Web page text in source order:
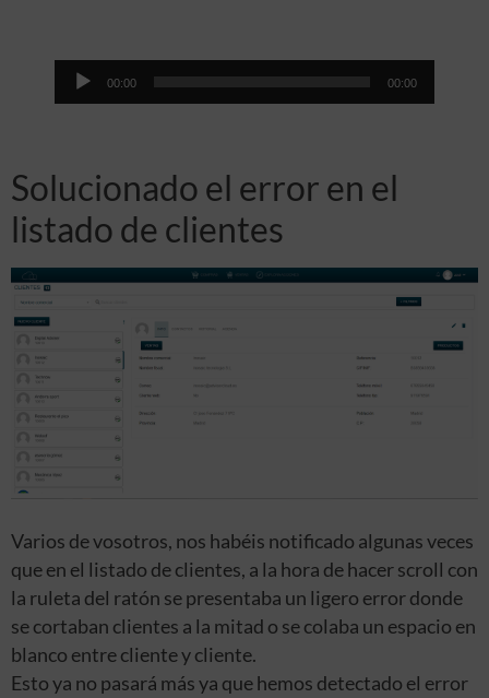
Reproductor
de
00:00 00:00
Solucionado el error en el
listado de clientes
Varios de vosotros, nos habéis notificado algunas veces
que en el listado de clientes, a la hora de hacer scroll con
la ruleta del ratón se presentaba un ligero error donde
se cortaban clientes a la mitad o se colaba un espacio en
blanco entre cliente y cliente.
Esto ya no pasará más ya que hemos detectado el error